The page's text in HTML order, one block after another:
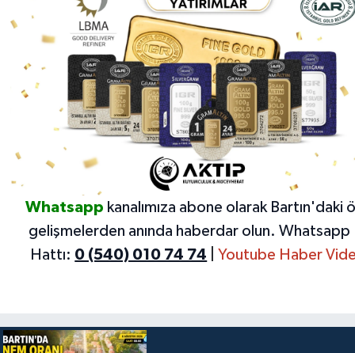
Whatsapp kanalımıza abone olarak Bartın'daki
gelişmelerden anında haberdar olun. Whatsapp
Hattı: 0 (540) 010 74 74 Youtube Haber